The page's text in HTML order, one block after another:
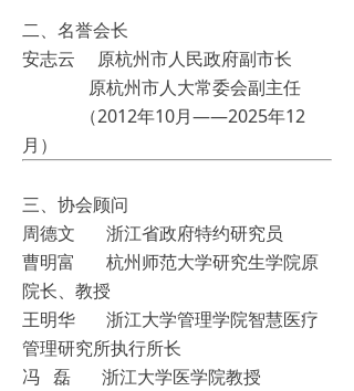
二、名誉会长
安志云 原杭州市人民政府副市长
原杭州市人大常委会副主任
（2012年10月——2025年12
月）
三、协会顾问
周德文 浙江省政府特约研究员
曹明富 杭州师范大学研究生学院原
院长、教授
王明华 浙江大学管理学院智慧医疗
管理研究所执行所长
冯 磊 浙江大学医学院教授